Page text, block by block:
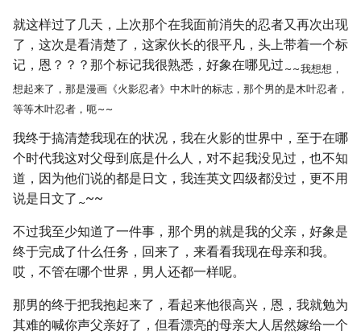
就这样过了几天，上次那个在我面前消失的忍者又再次出现
了，这次是看清楚了，这家伙长的很平凡，头上带着一个标
记，恩？？？那个标记我很熟悉，好象在哪见过 ~~我想想，
想起来了，那是漫画《火影忍者》中木叶的标志，那个男的是木叶忍者，
等等木叶忍者，呃~~
我终于搞清楚我现在的状况，我在火影的世界中，至于在哪
个时代我这对父母到底是什么人，对不起我没见过，也不知
道，因为他们说的都是日文，我连英文四级都没过，更不用
说是日文了 ~~~
不过我至少知道了一件事，那个男的就是我的父亲，好象是
终于完成了什么任务，回来了，来看看我现在母亲和我。
哎，不管在哪个世界，男人还都一样呢。
那男的终于把我抱起来了，看起来他很高兴，恩，我就勉为
其难的喊你声父亲好了，但看漂亮的母亲大人居然嫁给一个